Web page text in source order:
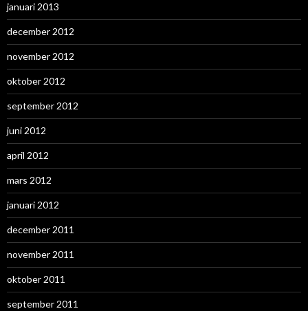
januari 2013
december 2012
november 2012
oktober 2012
september 2012
juni 2012
april 2012
mars 2012
januari 2012
december 2011
november 2011
oktober 2011
september 2011